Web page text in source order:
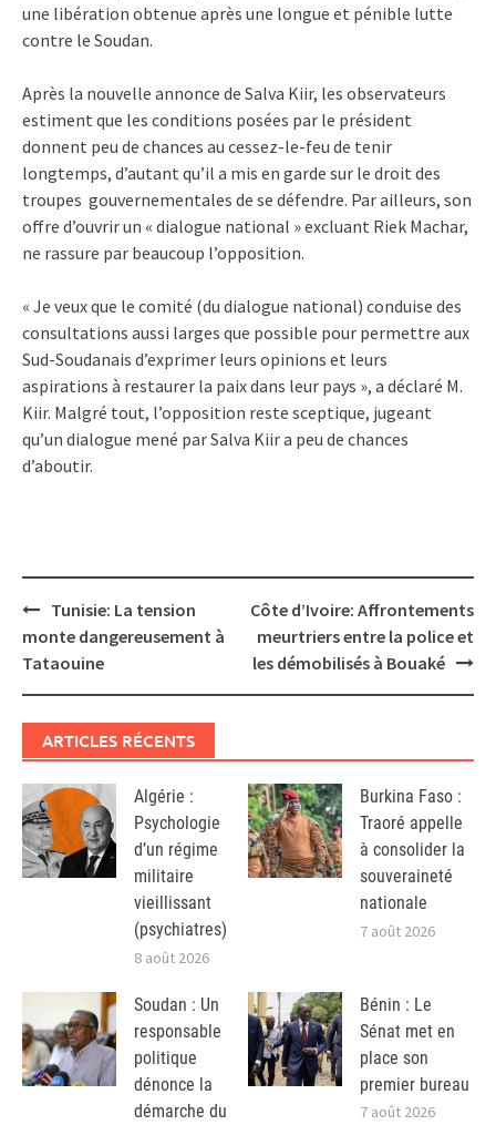
une libération obtenue après une longue et pénible lutte
contre le Soudan.
Après la nouvelle annonce de Salva Kiir, les observateurs
estiment que les conditions posées par le président
donnent peu de chances au cessez-le-feu de tenir
longtemps, d’autant qu’il a mis en garde sur le droit des
troupes gouvernementales de se défendre. Par ailleurs, son
offre d’ouvrir un « dialogue national » excluant Riek Machar,
ne rassure par beaucoup l’opposition.
« Je veux que le comité (du dialogue national) conduise des
consultations aussi larges que possible pour permettre aux
Sud-Soudanais d’exprimer leurs opinions et leurs
aspirations à restaurer la paix dans leur pays », a déclaré M.
Kiir. Malgré tout, l’opposition reste sceptique, jugeant
qu’un dialogue mené par Salva Kiir a peu de chances
d’aboutir.
Post
navigation
Tunisie: La tension
monte dangereusement à
Tataouine
Côte d’Ivoire: Affrontements
meurtriers entre la police et
les démobilisés à Bouaké
ARTICLES RÉCENTS
Algérie :
Psychologie
d’un régime
militaire
vieillissant
(psychiatres)
8 août 2026
Burkina Faso :
Traoré appelle
à consolider la
souveraineté
nationale
7 août 2026
Soudan : Un
responsable
politique
dénonce la
démarche du
Bénin : Le
Sénat met en
place son
premier bureau
7 août 2026